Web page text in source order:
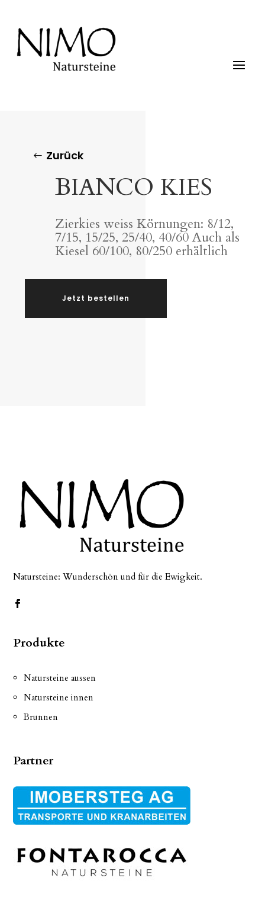
Zurück
BIANCO KIES
Zierkies weiss Körnungen: 8/12,
7/15, 15/25, 25/40, 40/60 Auch als
Kiesel 60/100, 80/250 erhältlich
Jetzt bestellen
Natursteine: Wunderschön und für die Ewigkeit.
Produkte
Natursteine aussen
Natursteine innen
Brunnen
Partner